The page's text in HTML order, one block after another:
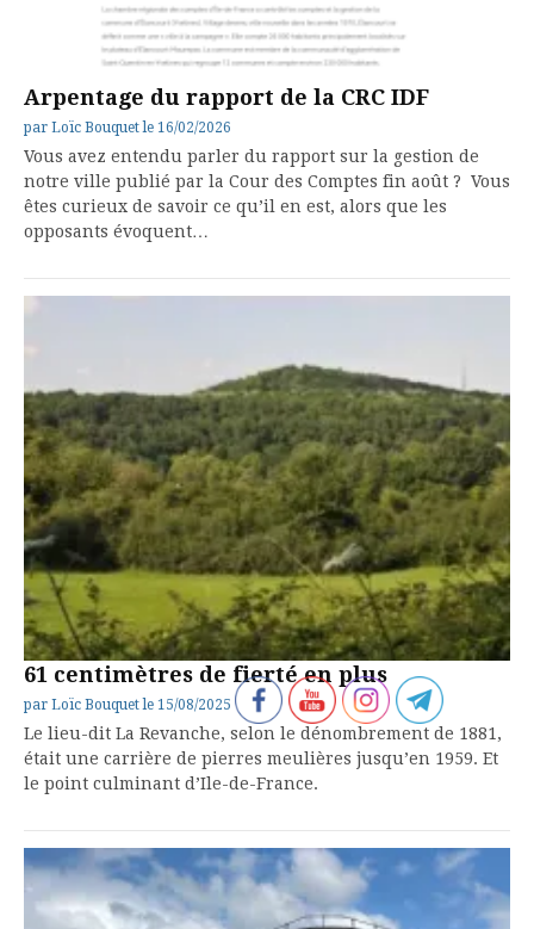
Arpentage du rapport de la CRC IDF
par Loïc Bouquet le 16/02/2026
Vous avez entendu parler du rapport sur la gestion de
notre ville publié par la Cour des Comptes fin août ? Vous
êtes curieux de savoir ce qu’il en est, alors que les
opposants évoquent…
61 centimètres de fierté en plus
par Loïc Bouquet le 15/08/2025
Le lieu-dit La Revanche, selon le dénombrement de 1881,
était une carrière de pierres meulières jusqu’en 1959. Et
le point culminant d’Ile-de-France.